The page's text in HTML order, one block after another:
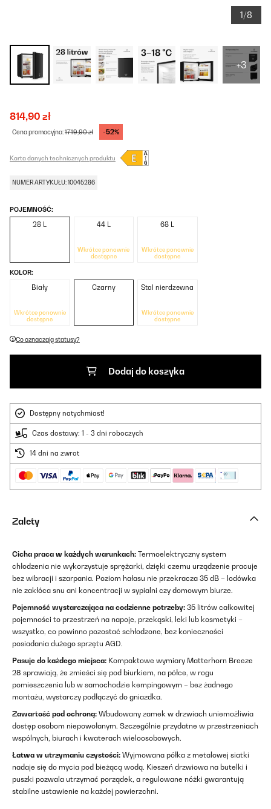
1/8
+3
814,90 zł
Cena promocyjna:1719,90 zł -52%
Karta danych technicznych produktu
NUMER ARTYKUŁU: 10045286
POJEMNOŚĆ:
28 L 44 L
Wkrótce ponownie
dostępne
68 L
Wkrótce ponownie
dostępne
KOLOR:
Biały
Wkrótce ponownie
dostępne
Czarny Stal nierdzewna
Wkrótce ponownie
dostępne
Co oznaczają statusy?
Dodaj do koszyka
Dostępny natychmiast!
Czas dostawy: 1 - 3 dni roboczych
14 dni na zwrot
Zalety
Cicha praca w każdych warunkach: Termoelektryczny system
chłodzenia nie wykorzystuje sprężarki, dzięki czemu urządzenie pracuje
bez wibracji i szarpania. Poziom hałasu nie przekracza 35 dB – lodówka
nie zakłóca snu ani koncentracji w sypialni czy domowym biurze.
Pojemność wystarczająca na codzienne potrzeby: 35 litrów całkowitej
pojemności to przestrzeń na napoje, przekąski, leki lub kosmetyki –
wszystko, co powinno pozostać schłodzone, bez konieczności
posiadania dużego sprzętu AGD.
Pasuje do każdego miejsca: Kompaktowe wymiary Matterhorn Breeze
28 sprawiają, że zmieści się pod biurkiem, na półce, w rogu
pomieszczenia lub w samochodzie kempingowym – bez żadnego
montażu, wystarczy podłączyć do gniazdka.
Zawartość pod ochroną: Wbudowany zamek w drzwiach uniemożliwia
dostęp osobom niepowołanym. Szczególnie przydatne w przestrzeniach
wspólnych, biurach i kwaterach wieloosobowych.
Łatwa w utrzymaniu czystości: Wyjmowana półka z metalowej siatki
nadaje się do mycia pod bieżącą wodą. Kieszeń drzwiowa na butelki i
puszki pozwala utrzymać porządek, a regulowane nóżki gwarantują
stabilne ustawienie na każdej powierzchni.